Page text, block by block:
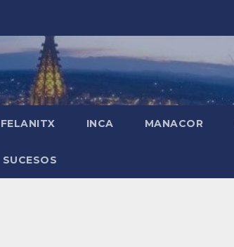
FELANITX INCA MANACOR
SUCESOS